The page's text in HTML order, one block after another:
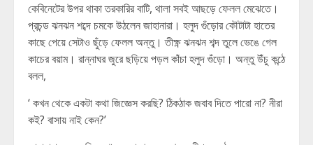
কেবিনেটের উপর থাকা তরকারির বাটি, থালা সবই আছড়ে ফেলল মেঝেতে।
প্রচন্ড ঝনঝন শব্দে চমকে উঠলেন জাহানারা। হলুদ গুঁড়োর কৌটাটা হাতের
কাছে পেয়ে সেটাও ছুঁড়ে ফেলল অন্তু। তীক্ষ্ণ ঝনঝন শব্দ তুলে ভেঙে গেল
কাচের বয়াম। রান্নাঘর জুরে ছড়িয়ে পড়ল কাঁচা হলুদ গুঁড়ো। অন্তু উঁচু কন্ঠে
বলল,
‘ কখন থেকে একটা কথা জিজ্ঞেস করছি? ঠিকঠাক জবাব দিতে পারো না? নীরা
কই? বাসায় নাই কেন?’